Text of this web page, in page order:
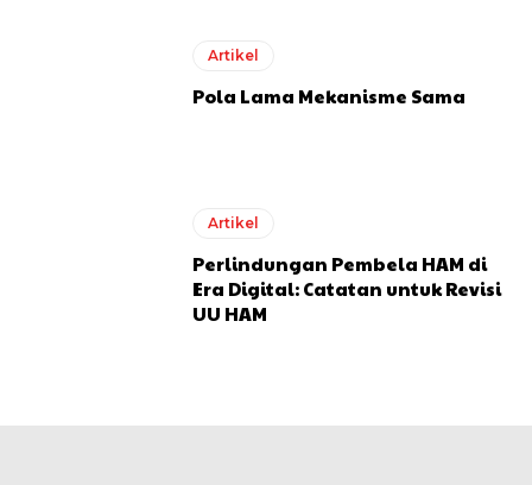
Artikel
Pola Lama Mekanisme Sama
Artikel
Perlindungan Pembela HAM di
Era Digital: Catatan untuk Revisi
UU HAM